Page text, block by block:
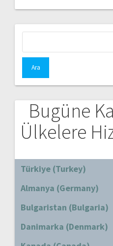
Bugüne
Ülkelere
Türkiye (Turkey)
Almanya (Germany)
Bulgaristan (Bulgaria)
Danimarka (Denmark)